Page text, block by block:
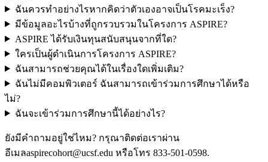
ฉันควรทำอย่างไรหากคิดว่าตัวเองอาจเป็นโรคมะเร็ง?
มีข้อมูลอะไรบ้างที่ถูกรวบรวมในโครงการ ASPIRE?
ASPIRE ได้รับเงินทุนสนับสนุนจากที่ใด?
ใครเป็นผู้ดำเนินการโครงการ ASPIRE?
ฉันสามารถช่วยคุณได้ในเรื่องใดเพิ่มเติม?
ฉันไม่มีคอมพิวเตอร์ ฉันสามารถเข้าร่วมการศึกษาได้หรือ
ไม่?
ฉันจะเข้าร่วมการศึกษานี้ได้อย่างไร?
ยังมีคำถามอยู่ใช่ไหม? กรุณาติดต่อเราผ่าน
อีเมลaspirecohort@ucsf.edu หรือโทร 833-501-0598.